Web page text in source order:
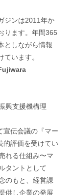
ジンは2011年か
ります。年間365
としながら情報
ています。
興支援機構理
宣伝会議の『マー
的評価を受けてい
れる仕組み〜マ
タントとして
のもと、経営課
供し企業の発展